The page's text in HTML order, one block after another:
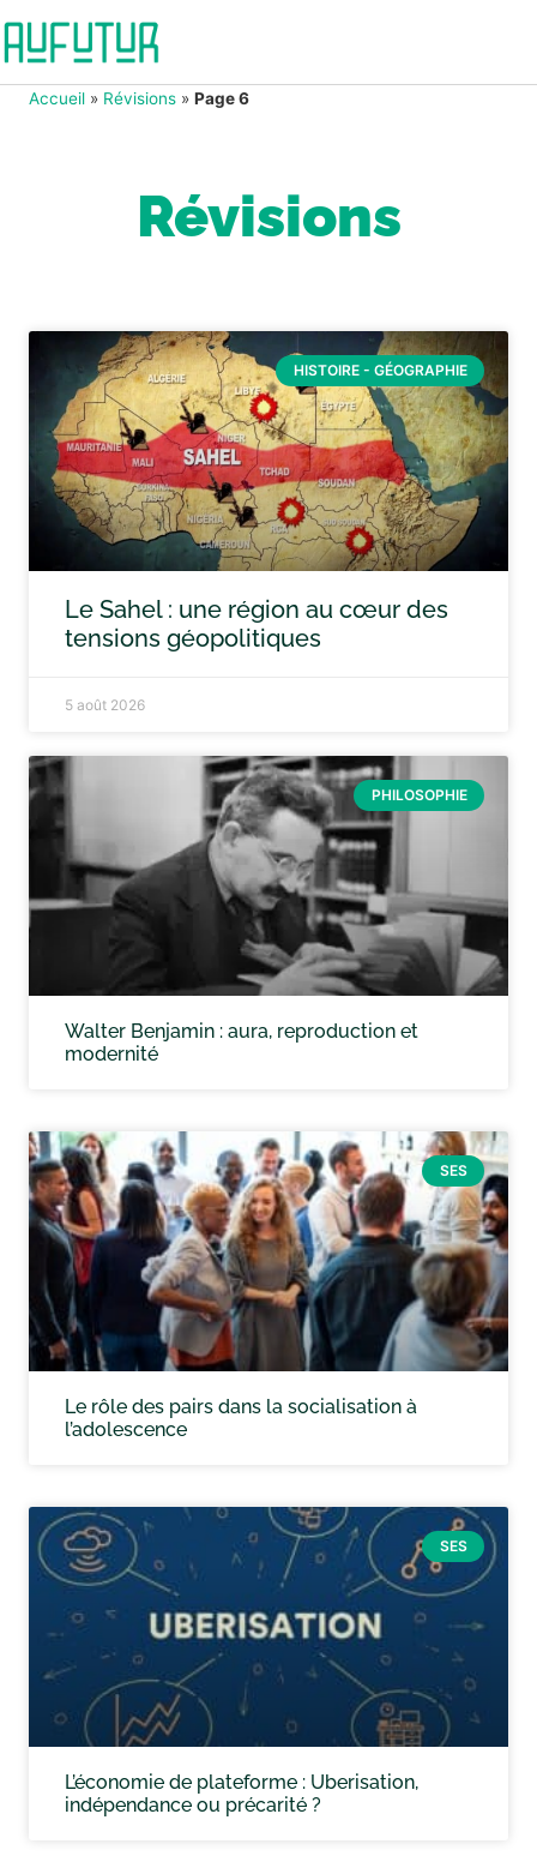
Accueil » Révisions » Page 6
Révisions
HISTOIRE - GÉOGRAPHIE
Le Sahel : une région au cœur des
tensions géopolitiques
5 août 2026
PHILOSOPHIE
Walter Benjamin : aura, reproduction et
modernité
SES
Le rôle des pairs dans la socialisation à
l’adolescence
SES
L’économie de plateforme : Uberisation,
indépendance ou précarité ?